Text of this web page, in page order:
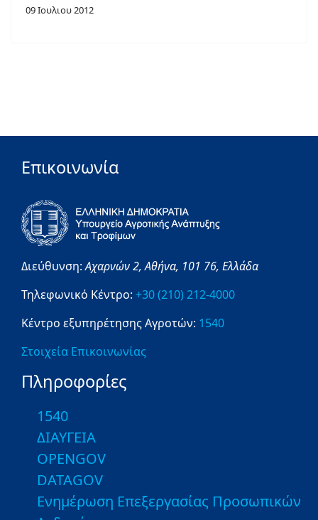
09 Ιουλιου 2012
Επικοινωνία
Διεύθυνση:Αχαρνών 2,Αθήνα, 101 76, Ελλάδα
Τηλεφωνικό Κέντρο: +30 (210) 212-4000
Κέντρο εξυπηρέτησης Αγροτών: 1540
Στοιχεία Επικοινωνίας
Πληροφορίες
1540
ΔΙΑΥΓΕΙΑ
OPENGOV
DATAGOV
Ενημέρωση Επεξεργασίας Προσωπικών